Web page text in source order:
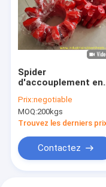
Spider
d'accouplement en
et densité pour
applications lourdes
Prix:negotiable
MOQ:200kgs
Trouvez les derniers
Contactez